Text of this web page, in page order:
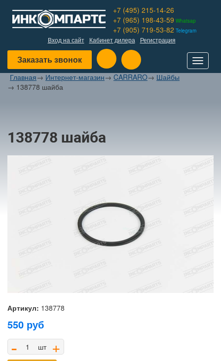
+7 (495) 215-14-26
+7 (965) 198-43-59 Whatsap
+7 (905) 719-53-82 Telegram
Вход на сайт Кабинет дилера Регистрация
Заказать звонок
Toggle
Главная→ Интернет-магазин→ CARRARO→ Шайбы
→ 138778 шайба
138778 шайба
Артикул: 138778
550 руб
- шт +